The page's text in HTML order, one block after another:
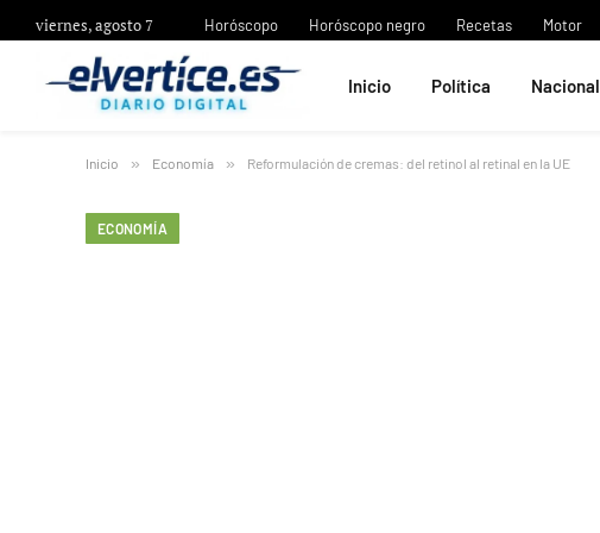
viernes, agosto 7 Horóscopo Horóscopo negro Recetas Motor
Inicio Política Nacional
Inicio » Economía » Reformulación de cremas: del retinol al retinal en la UE
ECONOMÍA